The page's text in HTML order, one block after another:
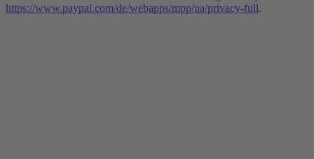
https://www.paypal.com/de/webapps/mpp/ua/privacy-full.